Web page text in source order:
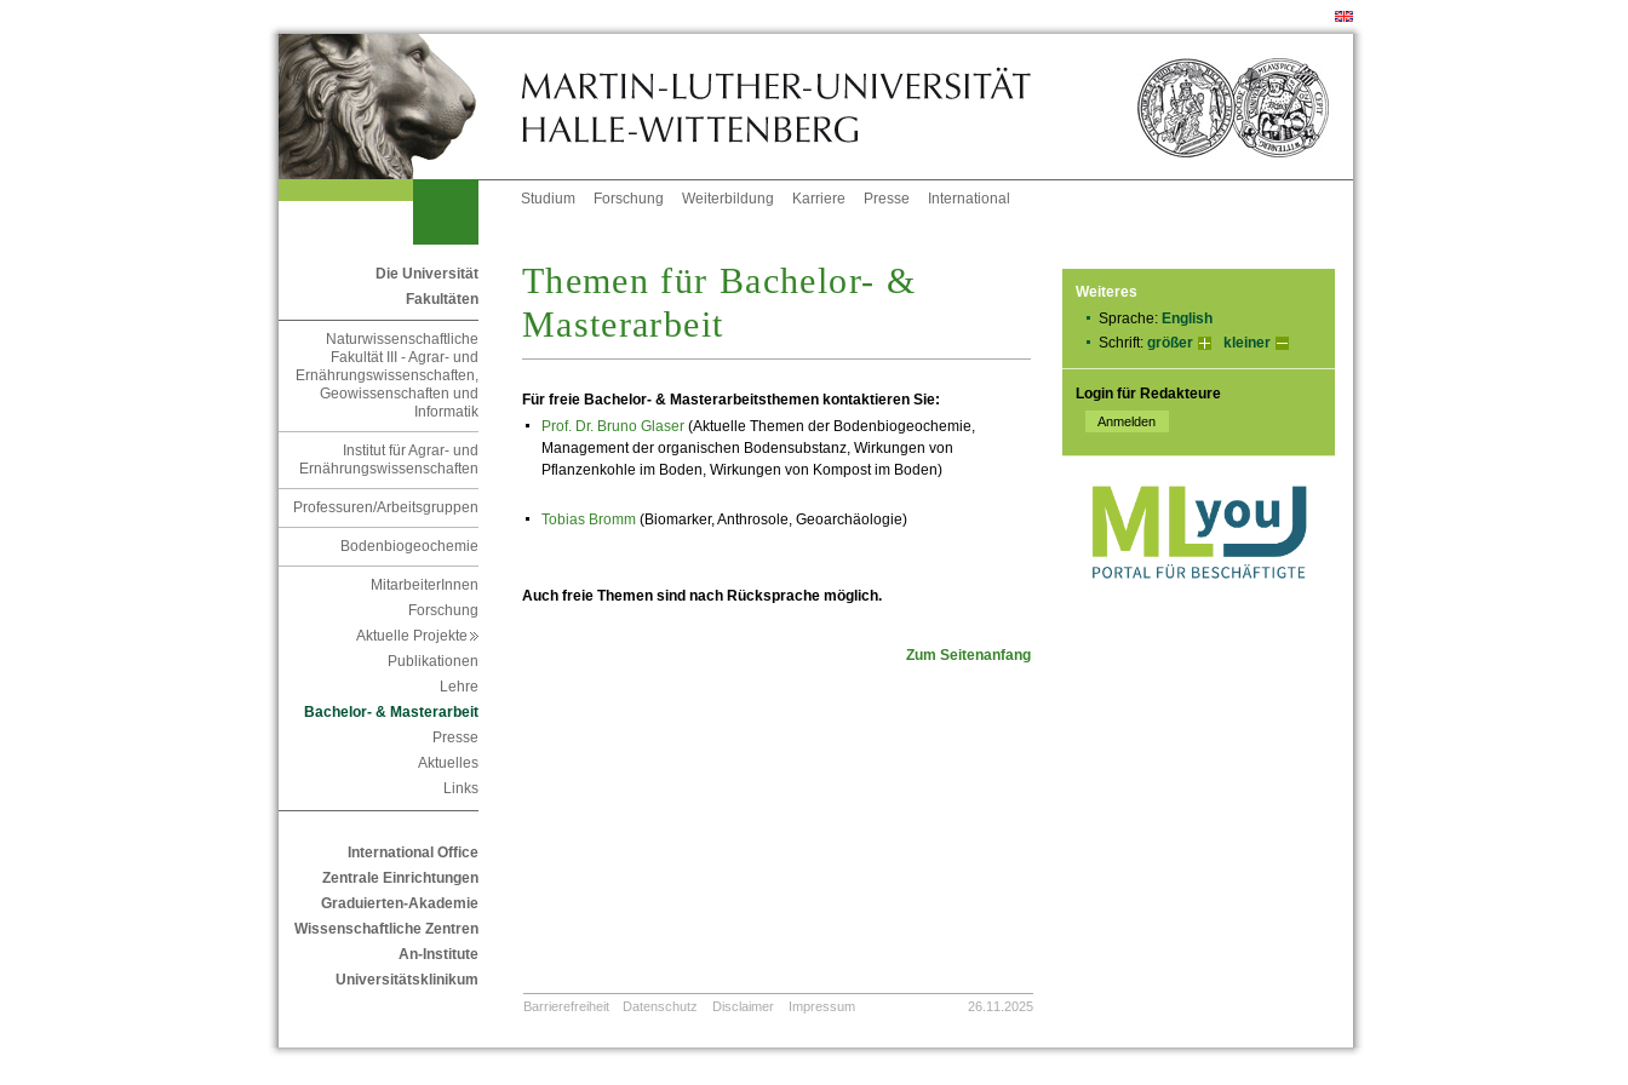
Studium Forschung Weiterbildung Karriere Presse International
Die Universität
Fakultäten
Naturwissenschaftliche
Fakultät III - Agrar- und
Ernährungswissenschaften,
Geowissenschaften und
Informatik
Institut für Agrar- und
Ernährungswissenschaften
Professuren/Arbeitsgruppen
Bodenbiogeochemie
MitarbeiterInnen
Forschung
Aktuelle Projekte
Publikationen
Lehre
Bachelor- & Masterarbeit
Presse
Aktuelles
Links
International Office
Zentrale Einrichtungen
Graduierten-Akademie
Wissenschaftliche Zentren
An-Institute
Universitätsklinikum
Weiteres
Sprache: English
Schrift: größer kleiner
Login für Redakteure
Themen für Bachelor- &
Masterarbeit
Für freie Bachelor- & Masterarbeitsthemen kontaktieren Sie:
Prof. Dr. Bruno Glaser(Aktuelle Themen der Bodenbiogeochemie,
Management der organischen Bodensubstanz, Wirkungen von
Pflanzenkohle im Boden, Wirkungen von Kompost im Boden)
Tobias Bromm(Biomarker,Anthrosole, Geoarchäologie)
Auch freie Themen sind nach Rücksprache möglich.
Zum Seitenanfang
Barrierefreiheit Datenschutz Disclaimer Impressum 26.11.2025